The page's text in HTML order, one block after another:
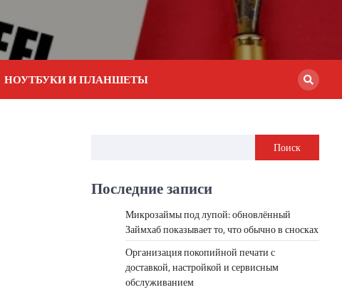
НОУТБУКИ И ПЛАНШЕТЫ
Поиск
Последние записи
Микрозаймы под лупой: обновлённый
Займхаб показывает то, что обычно в сносках
Организация покопийной печати с
доставкой, настройкой и сервисным
обслуживанием